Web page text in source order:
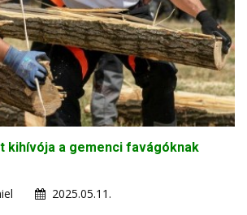
kihívója a gemenci favágóknak
2025.05.11.